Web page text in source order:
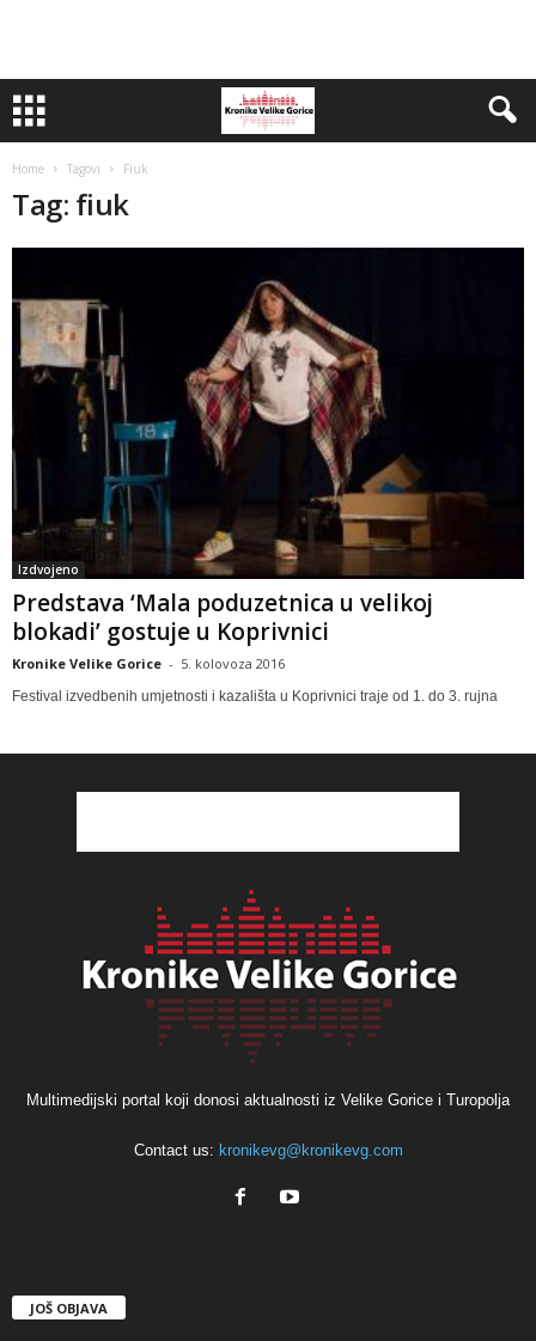
Home Tagovi Fiuk
Tag: fiuk
Izdvojeno
Predstava ‘Mala poduzetnica u velikoj
blokadi’ gostuje u Koprivnici
Kronike Velike Gorice - 5. kolovoza 2016
Festival izvedbenih umjetnosti i kazališta u Koprivnici traje od 1. do 3. rujna
Multimedijski portal koji donosi aktualnosti iz Velike Gorice i Turopolja
Contact us: kronikevg@kronikevg.com
JOŠ OBJAVA